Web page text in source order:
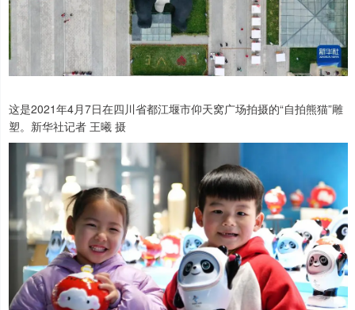
这是2021年4月7日在四川省都江堰市仰天窝广场拍摄的“自拍熊猫”雕
塑。新华社记者 王曦 摄